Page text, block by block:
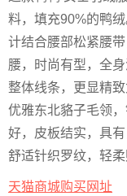
料，填充90%的鸭
计结合腰部松紧腰
腰，时尚有型，全
整体线条，更显精致
优雅东北貉子毛领
好，皮板结实，具
舒适针织罗纹，轻柔
天猫商城购买网址